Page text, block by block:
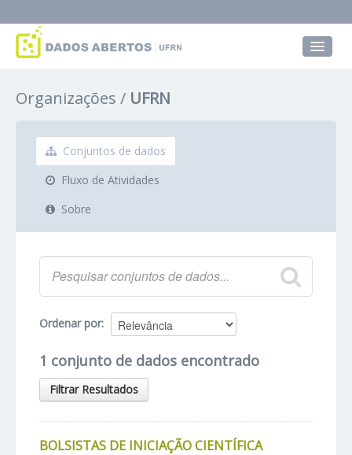
Grupos
Sobre
Organizações UFRN
Conjuntos de dados
Fluxo de Atividades
Sobre
Ordenar por
1 conjunto de dados encontrado
Filtrar Resultados
BOLSISTAS DE INICIAÇÃO CIENTÍFICA